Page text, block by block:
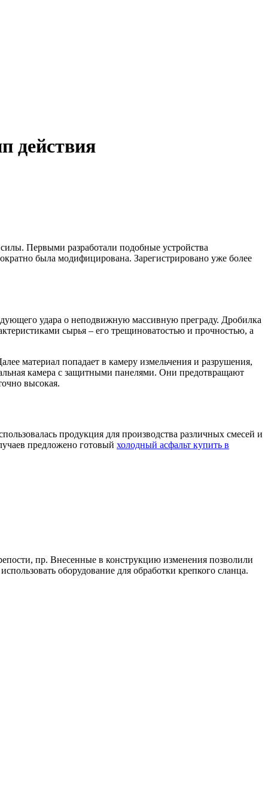
действия
Первыми разработали подобные устройства
была модифицирована. Зарегистрировано уже более
удара о неподвижную массивную преграду. Дробилка
сырья – его трещиноватостью и прочностью, а
материал попадает в камеру измельчения и разрушения,
камера с защитными панелями. Они предотвращают
высокая.
продукция для производства различных смесей и
предложено готовый холодный асфальт купить в
пр. Внесенные в конструкцию изменения позволили
оборудование для обработки крепкого сланца.